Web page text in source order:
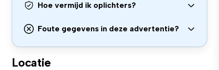
Hoe vermijd ik oplichters?
Foute gegevens in deze advertentie?
Locatie